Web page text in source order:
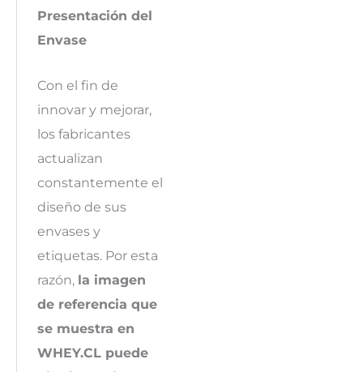
Presentación del
Envase
Con el fin de
innovar y mejorar,
los fabricantes
actualizan
constantemente el
diseño de sus
envases y
etiquetas. Por esta
razón, la imagen
de referencia que
se muestra en
WHEY.CL puede